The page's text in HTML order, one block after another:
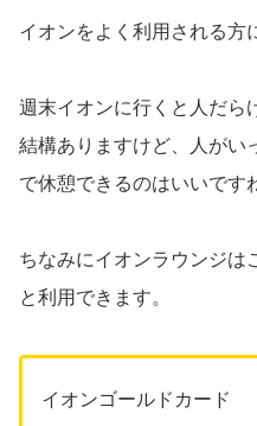
イオンをよく利用される方
週末イオンに行くと人だら
結構ありますけど、人がい
で休憩できるのはいいです
ちなみにイオンラウンジは
と利用できます。
イオンゴールドカード